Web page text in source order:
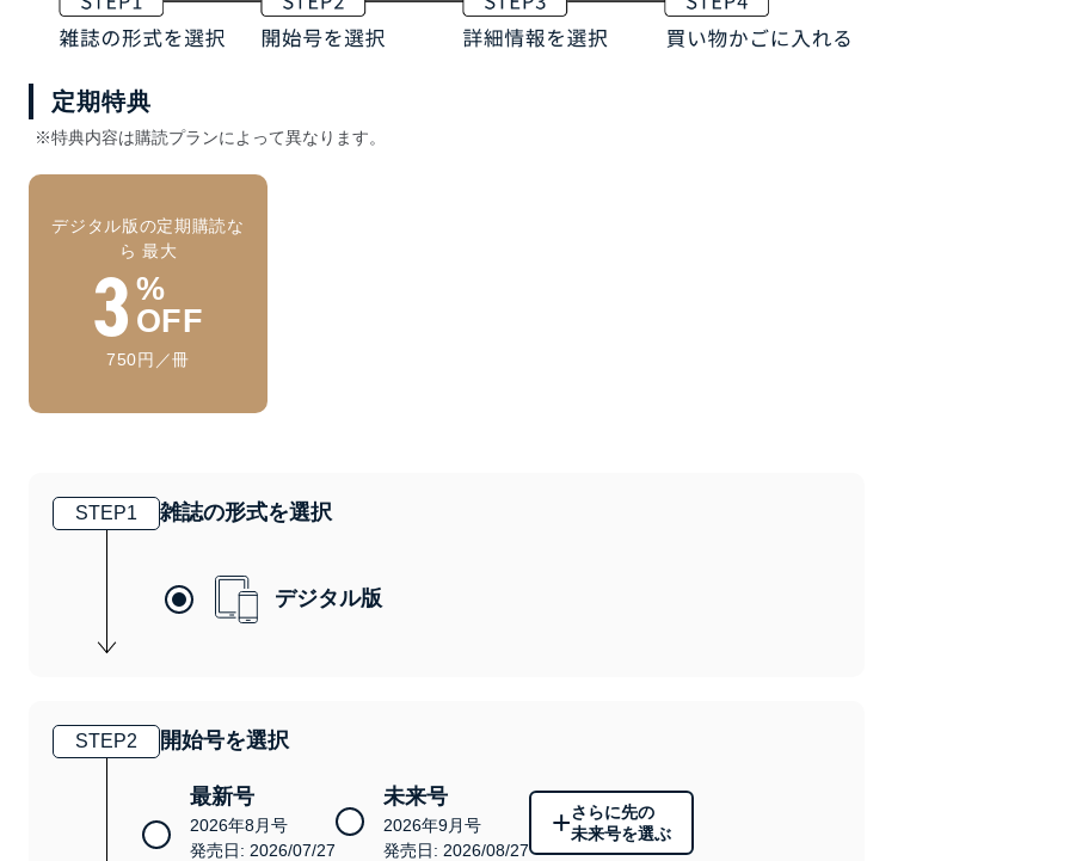
定期特典
※特典内容は購読プランによって異なります。
デジタル版の定期購読な
ら 最大
3 %
OFF
750円／冊
STEP1 雑誌の形式を選択
デジタル版
STEP2 開始号を選択
最新号
2026年8月号
発売日: 2026/07/27
未来号
2026年9月号
発売日: 2026/08/27
+さらに先の
未来号を選ぶ